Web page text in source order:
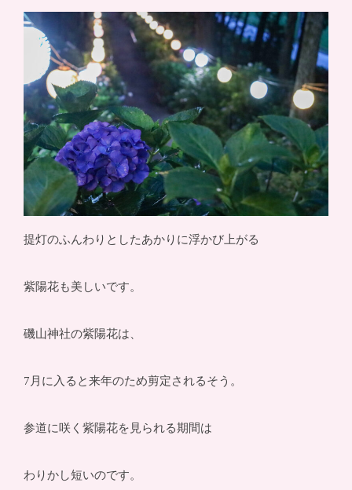
提灯のふんわりとしたあかりに浮かび上がる
紫陽花も美しいです。
磯山神社の紫陽花は、
7月に入ると来年のため剪定されるそう。
参道に咲く紫陽花を見られる期間は
わりかし短いのです。